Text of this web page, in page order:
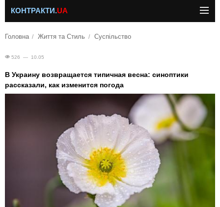
КОНТРАКТИ.UA
Головна Життя та Стиль Суспільство
526 — 10.05
В Украину возвращается типичная весна: синоптики
рассказали, как изменится погода